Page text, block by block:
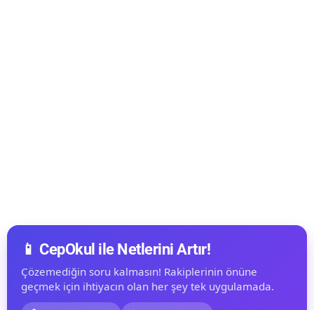
📱 CepOkul ile Netlerini Artır!
Çözemediğin soru kalmasın! Rakiplerinin önüne
geçmek için ihtiyacın olan her şey tek uygulamada.